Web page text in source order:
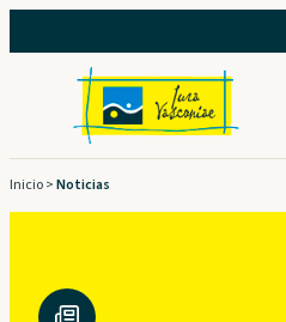
al
contenido
Inicio>Noticias